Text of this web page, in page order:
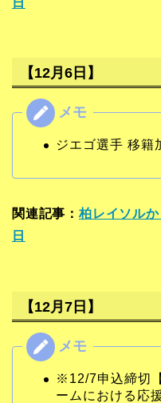
日
【12月6日】
ジエゴ選手 移籍
関連記事：柏レイソル
日
【12月7日】
※12/7申込締切
ームにおける応